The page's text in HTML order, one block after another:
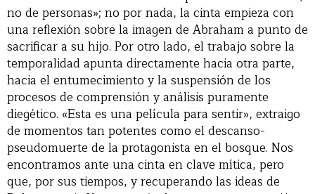
no de personas»; no por nada, la cinta empieza con
una reflexión sobre la imagen de Abraham a punto de
sacrificar a su hijo. Por otro lado, el trabajo sobre la
temporalidad apunta directamente hacia otra parte,
hacia el entumecimiento y la suspensión de los
procesos de comprensión y análisis puramente
diegético. «Esta es una película para sentir», extraigo
de momentos tan potentes como el descanso-
pseudomuerte de la protagonista en el bosque. Nos
encontramos ante una cinta en clave mítica, pero
que, por sus tiempos, y recuperando las ideas de